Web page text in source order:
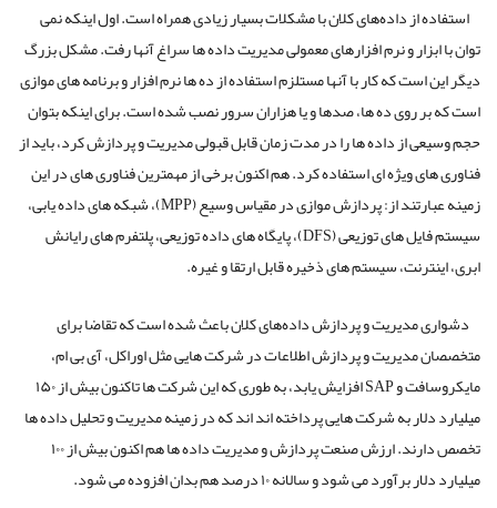
استفاده از داده‌های کلان با مشکلات بسیار زیادی همراه است. اول اینکه نمی
توان با ابزار و نرم افزارهای معمولی مدیریت داده ها سراغ آنها رفت. مشکل بزرگ
دیگر این است که کار با آنها مستلزم استفاده از ده ها نرم افزار و برنامه های موازی
است که بر روی ده ها، صدها و یا هزاران سرور نصب شده است. برای اینکه بتوان
حجم وسیعی از داده ها را در مدت زمان قابل قبولی مدیریت و پردازش کرد، باید از
فناوری های ویژه ای استفاده کرد. هم اکنون برخی از مهمترین فناوری های در این
زمینه عبارتند از: پردازش موازی در مقیاس وسیع (MPP)، شبکه های داده یابی،
سیستم فایل های توزیعی (DFS)، پایگاه های داده توزیعی، پلتفرم ‌های رایانش
ابری، اینترنت، سیستم های ذخیره قابل ارتقا و غیره.
دشواری مدیریت و پردازش داده‌های کلان باعث شده است که تقاضا برای
متخصصان مدیریت و پردازش اطلاعات در شرکت هایی مثل اوراکل، آی بی ام،
مایکروسافت و SAP افزایش یابد، به طوری که این شرکت ها تاکنون بیش از ۱۵۰
میلیارد دلار به شرکت هایی پرداخته اند اند که در زمینه مدیریت و تحلیل داده ها
تخصص دارند. ارزش صنعت پردازش و مدیریت داده ها هم اکنون بیش از ۱۰۰
میلیارد دلار برآورد می شود و سالانه ۱۰ درصد هم بدان افزوده می شود.